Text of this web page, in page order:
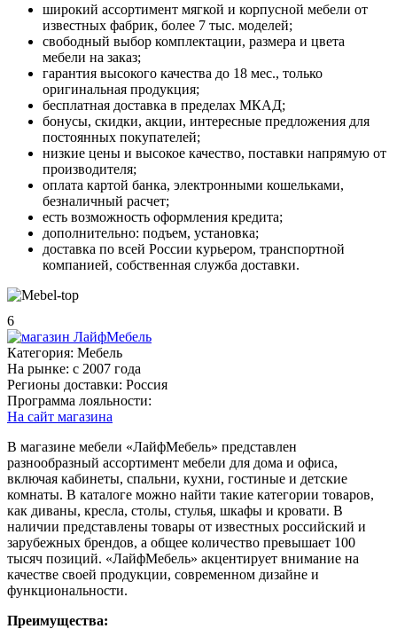
широкий ассортимент мягкой и корпусной мебели от
известных фабрик, более 7 тыс. моделей;
свободный выбор комплектации, размера и цвета
мебели на заказ;
гарантия высокого качества до 18 мес., только
оригинальная продукция;
бесплатная доставка в пределах МКАД;
бонусы, скидки, акции, интересные предложения для
постоянных покупателей;
низкие цены и высокое качество, поставки напрямую от
производителя;
оплата картой банка, электронными кошельками,
безналичный расчет;
есть возможность оформления кредита;
дополнительно: подъем, установка;
доставка по всей России курьером, транспортной
компанией, собственная служба доставки.
6
Категория: Мебель
На рынке: c 2007 года
Регионы доставки: Россия
Программа лояльности:
На сайт магазина
В магазине мебели «ЛайфМебель» представлен
разнообразный ассортимент мебели для дома и офиса,
включая кабинеты, спальни, кухни, гостиные и детские
комнаты. В каталоге можно найти такие категории товаров,
как диваны, кресла, столы, стулья, шкафы и кровати. В
наличии представлены товары от известных российский и
зарубежных брендов, а общее количество превышает 100
тысяч позиций. «ЛайфМебель» акцентирует внимание на
качестве своей продукции, современном дизайне и
функциональности.
Преимущества: